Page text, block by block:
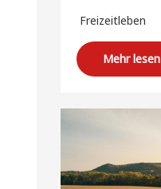
Freizeitleben
Mehr lesen